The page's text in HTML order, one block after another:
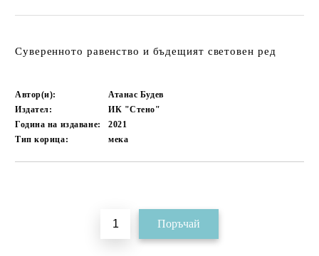
Суверенното равенство и бъдещият световен ред
Автор(и):
Атанас Будев
Издател:
ИК "Стено"
Година на издаване:
2021
Тип корица:
мека